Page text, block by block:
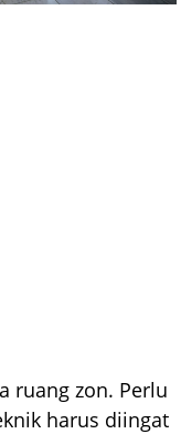
ruang zon. Perlu
harus diingat